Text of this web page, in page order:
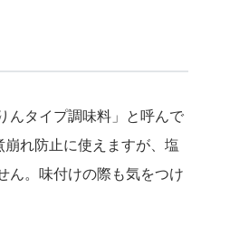
んタイプ調味料」と呼んで
れ防止に使えますが、塩
ん。味付けの際も気をつけ